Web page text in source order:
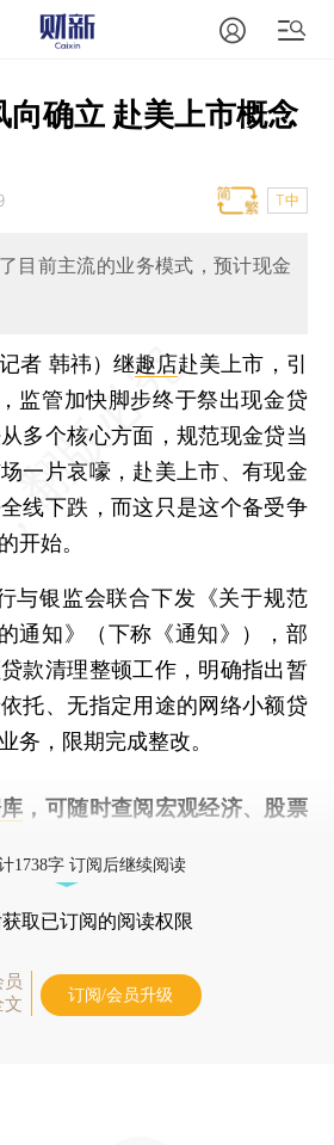
向确立 赴美上市概念
T中
目前主流的业务模式，预计现金
者 韩祎） 继趣店赴美上市，引
监管加快脚步终于祭出现金贷
多个核心方面，规范现金贷当
一片哀嚎，赴美上市、有现金
线下跌，而这只是这个备受争
开始。
银监会联合下发《关于规范
通知》（下称《通知》），部
款清理整顿工作，明确指出暂
托、无指定用途的网络小额贷
务，限期完成整改。
，可随时查阅宏观经济、股票
1738字 订阅后继续阅读
获取已订阅的阅读权限
员
文
订阅/会员升级